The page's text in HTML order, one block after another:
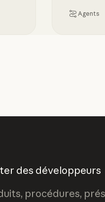
fondée sur l’IA
Agents
des développeurs
procédures,